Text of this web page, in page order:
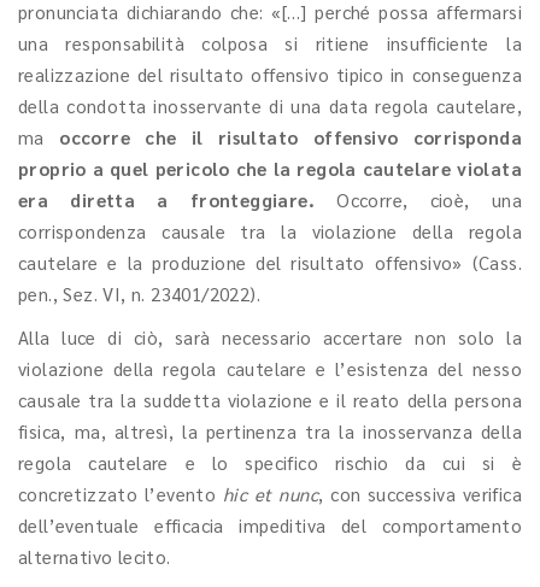
pronunciata dichiarando che: «[…] perché possa affermarsi
una responsabilità colposa si ritiene insufficiente la
realizzazione del risultato offensivo tipico in conseguenza
della condotta inosservante di una data regola cautelare,
ma occorre che il risultato offensivo corrisponda
proprio a quel pericolo che la regola cautelare violata
era diretta a fronteggiare. Occorre, cioè, una
corrispondenza causale tra la violazione della regola
cautelare e la produzione del risultato offensivo» (Cass.
pen., Sez. VI, n. 23401/2022).
Alla luce di ciò, sarà necessario accertare non solo la
violazione della regola cautelare e l’esistenza del nesso
causale tra la suddetta violazione e il reato della persona
fisica, ma, altresì, la pertinenza tra la inosservanza della
regola cautelare e lo specifico rischio da cui si è
concretizzato l’evento hic et nunc, con successiva verifica
dell’eventuale efficacia impeditiva del comportamento
alternativo lecito.